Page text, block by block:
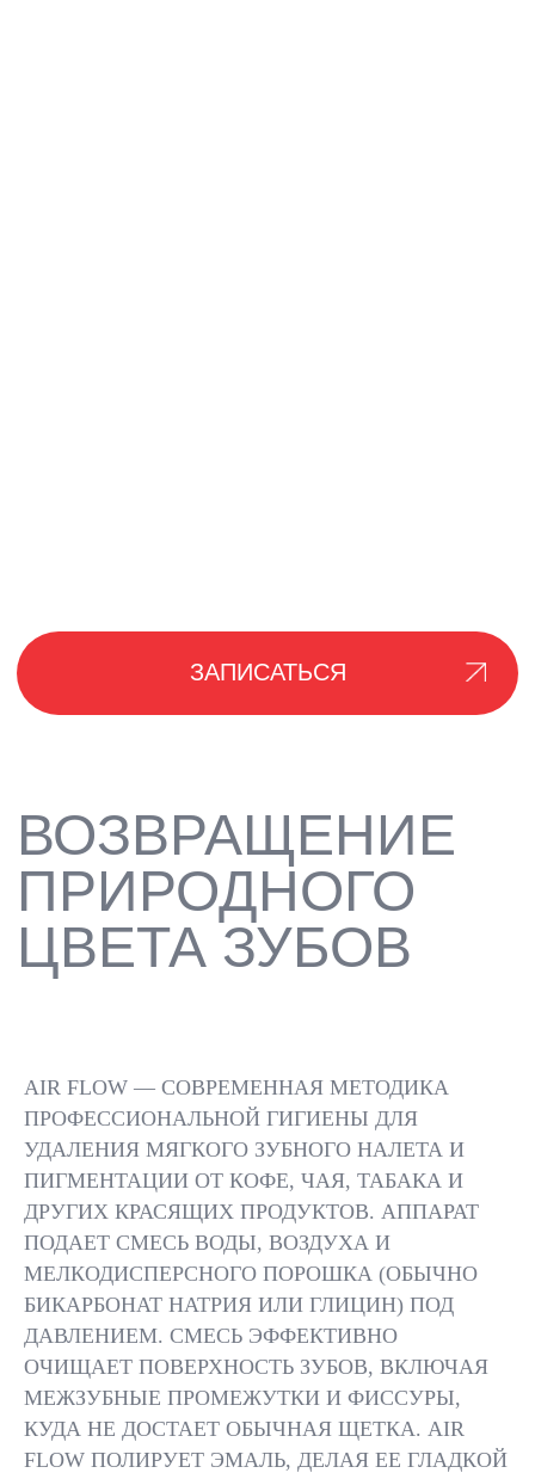
AIR FLOW — СОВРЕМЕННАЯ МЕТОДИКА
ПРОФЕССИОНАЛЬНОЙ ГИГИЕНЫ ДЛЯ
УДАЛЕНИЯ МЯГКОГО ЗУБНОГО НАЛЕТА И
ПИГМЕНТАЦИИ ОТ КОФЕ, ЧАЯ, ТАБАКА И
ДРУГИХ КРАСЯЩИХ ПРОДУКТОВ. АППАРАТ
ПОДАЕТ СМЕСЬ ВОДЫ, ВОЗДУХА И
МЕЛКОДИСПЕРСНОГО ПОРОШКА (ОБЫЧНО
БИКАРБОНАТ НАТРИЯ ИЛИ ГЛИЦИН) ПОД
ДАВЛЕНИЕМ. СМЕСЬ ЭФФЕКТИВНО
ОЧИЩАЕТ ПОВЕРХНОСТЬ ЗУБОВ, ВКЛЮЧАЯ
МЕЖЗУБНЫЕ ПРОМЕЖУТКИ И ФИССУРЫ,
КУДА НЕ ДОСТАЕТ ОБЫЧНАЯ ЩЕТКА. AIR
FLOW ПОЛИРУЕТ ЭМАЛЬ, ДЕЛАЯ ЕЕ ГЛАДКОЙ
КАК
ПРОВОДИТСЯ
ПРОЦЕДУРА
ОСМОТР И ПЛАН
ЗУБОВ, ОПРЕДЕЛЯЕТСЯ
СТЕПЕНЬ
ПИГМЕНТАЦИИ И
ВЫБИРАЕТСЯ
ПОДХОДЯЩИЙ ТИП
ЧИСТЯЩЕГО ПОРОШКА
ЩЕКИ И
ПАЦИЕНТА.
ПРОЦЕДУРА
АНЕСТЕЗИИ
ВСЕ ВРАЧИ
РЕЗУЛЬТАТЫ